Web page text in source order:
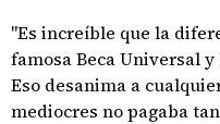
"Es increíble que la
famosa Beca Universal
Eso desanima a
mediocres no pagaba